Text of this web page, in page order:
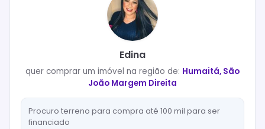
Edina
quer comprar um imóvel na região de: Humaitá, São
João Margem Direita
Procuro terreno para compra até 100 mil para ser
financiado